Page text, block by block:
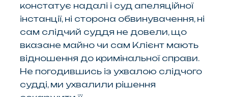
констатує надалі і суд апеляційної
інстанції, ні сторона обвинувачення, ні
сам слідчий суддя не довели, що
вказане майно чи сам Клієнт мають
відношення до кримінальної справи.
Не погодившись із ухвалою слідчого
судді, ми ухвалили рішення